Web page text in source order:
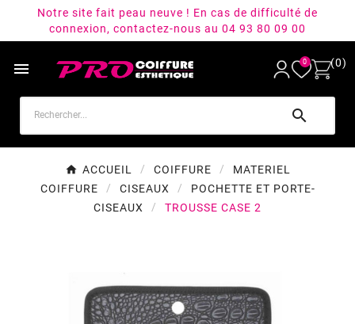
Notre site fait peau neuve ! En cas de difficulté de
connexion, contactez-nous au 04 93 80 09 00
 0 (0)

ACCUEIL COIFFURE
MATERIEL
COIFFURE
CISEAUX
POCHETTE ET PORTE-
CISEAUX
TROUSSE CASE 2